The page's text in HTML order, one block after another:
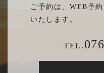
ご予約は、WEB予
いたします。
TEL.